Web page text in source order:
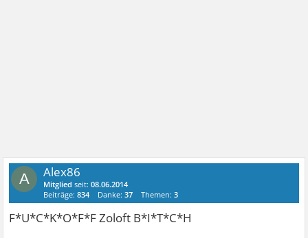
A Alex86
Mitglied seit:08.06.2014
Beiträge:834 Danke:37 Themen:3
F*U*C*K*O*F*F Zoloft B*I*T*C*H